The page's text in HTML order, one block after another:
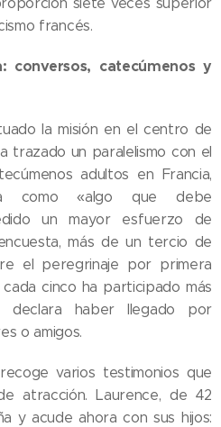
francés.
conversos, catecúmenos y
la misión en el centro de
trazado un paralelismo con el
adultos en Francia,
como «algo que debe
un mayor esfuerzo de
más de un tercio de
el peregrinaje por primera
cinco ha participado más
declara haber llegado por
o amigos.
varios testimonios que
atracción. Laurence, de 42
y acude ahora con sus hijos: